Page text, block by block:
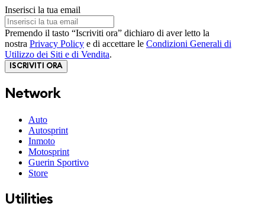
Inserisci la tua email
Premendo il tasto “Iscriviti ora” dichiaro di aver letto la
nostra Privacy Policy e di accettare le Condizioni Generali di
Utilizzo dei Siti e di Vendita.
ISCRIVITI ORA
Network
Auto
Autosprint
Inmoto
Motosprint
Guerin Sportivo
Store
Utilities